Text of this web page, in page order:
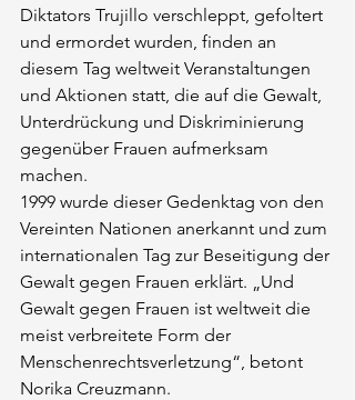
Diktators Trujillo verschleppt, gefoltert
und ermordet wurden, finden an
diesem Tag weltweit Veranstaltungen
und Aktionen statt, die auf die Gewalt,
Unterdrückung und Diskriminierung
gegenüber Frauen aufmerksam
machen.
1999 wurde dieser Gedenktag von den
Vereinten Nationen anerkannt und zum
internationalen Tag zur Beseitigung der
Gewalt gegen Frauen erklärt. „Und
Gewalt gegen Frauen ist weltweit die
meist verbreitete Form der
Menschenrechtsverletzung“, betont
Norika Creuzmann.